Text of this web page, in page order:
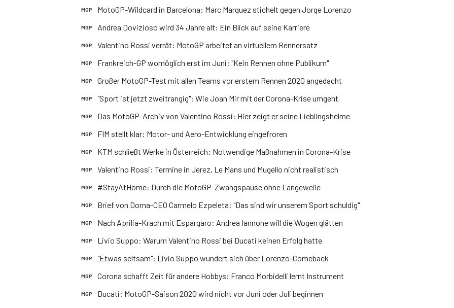
MGP MotoGP-Wildcard in Barcelona: Marc Marquez stichelt gegen Jorge Lorenzo
MGP Andrea Dovizioso wird 34 Jahre alt: Ein Blick auf seine Karriere
MGP Valentino Rossi verrät: MotoGP arbeitet an virtuellem Rennersatz
MGP Frankreich-GP womöglich erst im Juni: "Kein Rennen ohne Publikum"
MGP Großer MotoGP-Test mit allen Teams vor erstem Rennen 2020 angedacht
MGP "Sport ist jetzt zweitrangig": Wie Joan Mir mit der Corona-Krise umgeht
MGP Das MotoGP-Archiv von Valentino Rossi: Hier zeigt er seine Lieblingshelme
MGP FIM stellt klar: Motor- und Aero-Entwicklung eingefroren
MGP KTM schließt Werke in Österreich: Notwendige Maßnahmen in Corona-Krise
MGP Valentino Rossi: Termine in Jerez, Le Mans und Mugello nicht realistisch
MGP #StayAtHome: Durch die MotoGP-Zwangspause ohne Langeweile
MGP Brief von Dorna-CEO Carmelo Ezpeleta: "Das sind wir unserem Sport schuldig"
MGP Nach Aprilia-Krach mit Espargaro: Andrea Iannone will die Wogen glätten
MGP Livio Suppo: Warum Valentino Rossi bei Ducati keinen Erfolg hatte
MGP "Etwas seltsam": Livio Suppo wundert sich über Lorenzo-Comeback
MGP Corona schafft Zeit für andere Hobbys: Franco Morbidelli lernt Instrument
MGP Ducati: MotoGP-Saison 2020 wird nicht vor Juni oder Juli beginnen